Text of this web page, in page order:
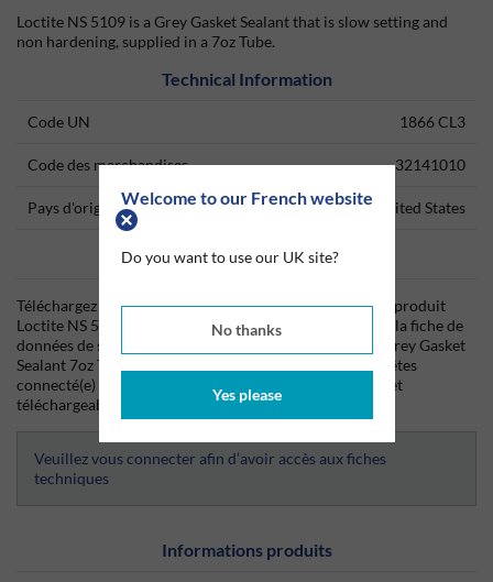
Welcome to our French website
Do you want to use our UK site?
No thanks
Yes please
Loctite NS 5109 is a Grey Gasket Sealant that is slow setting and
non hardening, supplied in a 7oz Tube.
Technical Information
Code UN 1866 CL3
Code des marchandises 32141010
Pays d'origine United States
Data Sheets
Téléchargez dès aujourd'hui la fiche technique (TDS) du produit
Loctite NS 5109 Grey Gasket Sealant 7oz Tube ainsi que la fiche de
données de sécurité (SDS) du produit Loctite NS 5109 Grey Gasket
Sealant 7oz Tube depuis Silmid. Une fois que vous vous êtes
connecté(e) ou inscrit(e), la fiche technique sera visible et
téléchargeable.
Veuillez vous connecter afin d’avoir accès aux fiches
techniques
Informations produits